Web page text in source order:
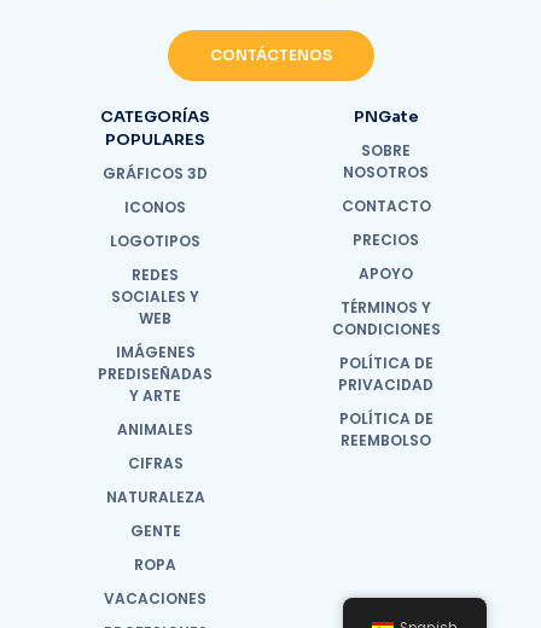
CONTÁCTENOS
CATEGORÍAS
POPULARES
GRÁFICOS 3D
ICONOS
LOGOTIPOS
REDES
SOCIALES Y
WEB
IMÁGENES
PREDISEÑADAS
Y ARTE
ANIMALES
CIFRAS
NATURALEZA
GENTE
ROPA
VACACIONES
PNGate
SOBRE
NOSOTROS
CONTACTO
PRECIOS
APOYO
TÉRMINOS Y
CONDICIONES
POLÍTICA DE
PRIVACIDAD
POLÍTICA DE
REEMBOLSO